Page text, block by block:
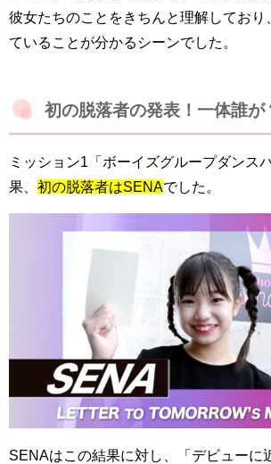
彼女たちのことをきちんと理解しており
ていることが分かるシーンでした。
初の脱落者の発表！一体誰が
ミッション1「ボーイズグループダンス
果、 初の脱落者はSENAでした。
SENAはこの結果に対し、「デビューに